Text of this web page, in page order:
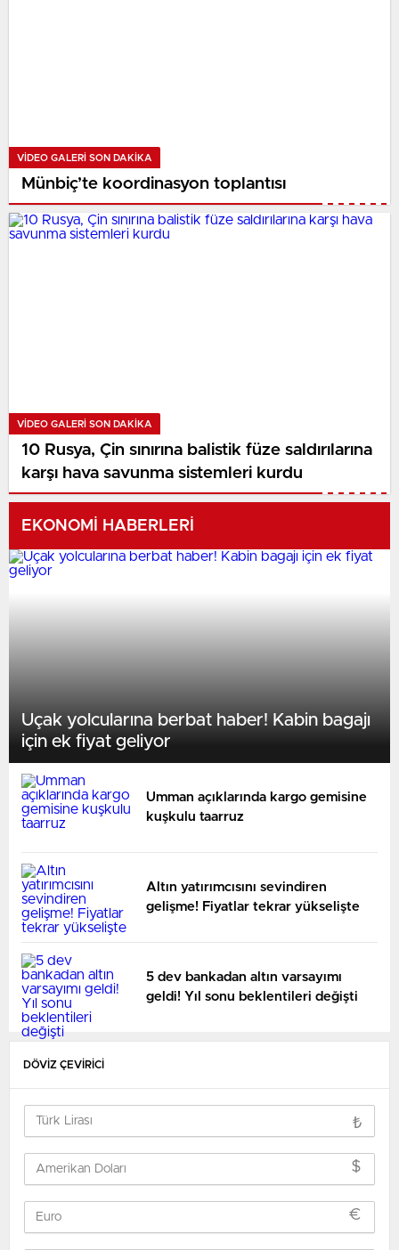
VIDEO GALERI SON DAKİKA
Münbiç’te koordinasyon toplantısı
VIDEO GALERI SON DAKİKA
10 Rusya, Çin sınırına balistik füze saldırılarına
karşı hava savunma sistemleri kurdu
EKONOMİ HABERLERİ
Uçak yolcularına berbat haber! Kabin bagajı
için ek fiyat geliyor
Umman açıklarında kargo gemisine
kuşkulu taarruz
Altın yatırımcısını sevindiren
gelişme! Fiyatlar tekrar yükselişte
5 dev bankadan altın varsayımı
geldi! Yıl sonu beklentileri değişti
DÖVİZ ÇEVİRİCİ
₺
$
€